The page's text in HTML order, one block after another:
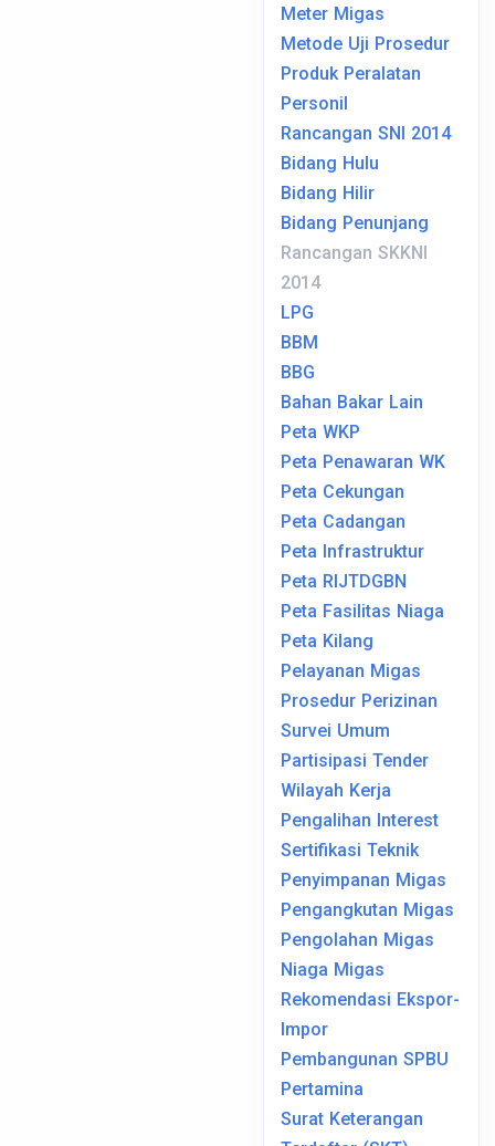
Meter Migas
Metode Uji Prosedur
Produk Peralatan
Personil
Rancangan SNI 2014
Bidang Hulu
Bidang Hilir
Bidang Penunjang
Rancangan SKKNI
2014
LPG
BBM
BBG
Bahan Bakar Lain
Peta WKP
Peta Penawaran WK
Peta Cekungan
Peta Cadangan
Peta Infrastruktur
Peta RIJTDGBN
Peta Fasilitas Niaga
Peta Kilang
Pelayanan Migas
Prosedur Perizinan
Survei Umum
Partisipasi Tender
Wilayah Kerja
Pengalihan Interest
Sertifikasi Teknik
Penyimpanan Migas
Pengangkutan Migas
Pengolahan Migas
Niaga Migas
Rekomendasi Ekspor-
Impor
Pembangunan SPBU
Pertamina
Surat Keterangan